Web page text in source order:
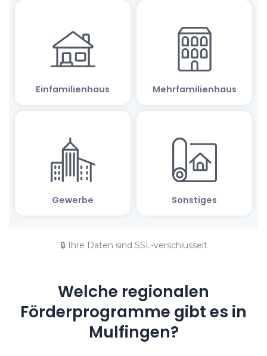
🔒 Ihre Daten sind SSL-verschlüsselt
Welche regionalen
Förderprogramme gibt es in
Mulfingen?